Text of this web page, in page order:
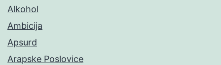
Alkohol
Ambicija
Apsurd
Arapske Poslovice